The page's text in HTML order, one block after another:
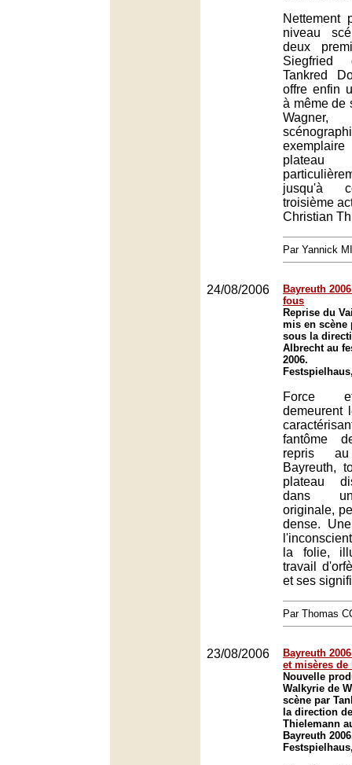
Nettement
niveau
deux
Tankred
offre enfin
à même de
jusqu'à
troisième
Christian
Par Yannick
24/08/2006
Bayreuth
fous
Reprise du
mis en scène
sous la
Albrecht au
2006.
Force
demeurent
fantôme
repris
Bayreuth,
plateau
dans
originale,
dense.
la folie,
travail
et ses
Par Thomas
23/08/2006
Bayreuth
et misères de
Nouvelle
Walkyrie de
scène par
la direction
Thielemann
Bayreuth